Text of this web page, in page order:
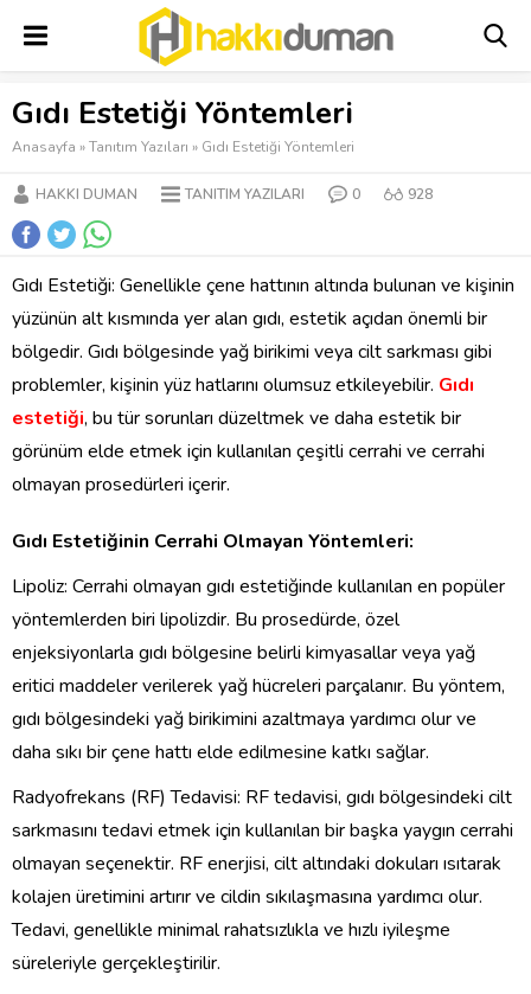
Gıdı Estetiği Yöntemleri
Anasayfa »Tanıtım Yazıları » Gıdı Estetiği Yöntemleri
HAKKI DUMAN TANITIM YAZILARI 0 928
Gıdı Estetiği: Genellikle çene hattının altında bulunan ve kişinin
yüzünün alt kısmında yer alan gıdı, estetik açıdan önemli bir
bölgedir. Gıdı bölgesinde yağ birikimi veya cilt sarkması gibi
problemler, kişinin yüz hatlarını olumsuz etkileyebilir. Gıdı
estetiği, bu tür sorunları düzeltmek ve daha estetik bir
görünüm elde etmek için kullanılan çeşitli cerrahi ve cerrahi
olmayan prosedürleri içerir.
Gıdı Estetiğinin Cerrahi Olmayan Yöntemleri:
Lipoliz: Cerrahi olmayan gıdı estetiğinde kullanılan en popüler
yöntemlerden biri lipolizdir. Bu prosedürde, özel
enjeksiyonlarla gıdı bölgesine belirli kimyasallar veya yağ
eritici maddeler verilerek yağ hücreleri parçalanır. Bu yöntem,
gıdı bölgesindeki yağ birikimini azaltmaya yardımcı olur ve
daha sıkı bir çene hattı elde edilmesine katkı sağlar.
Radyofrekans (RF) Tedavisi: RF tedavisi, gıdı bölgesindeki cilt
sarkmasını tedavi etmek için kullanılan bir başka yaygın cerrahi
olmayan seçenektir. RF enerjisi, cilt altındaki dokuları ısıtarak
kolajen üretimini artırır ve cildin sıkılaşmasına yardımcı olur.
Tedavi, genellikle minimal rahatsızlıkla ve hızlı iyileşme
süreleriyle gerçekleştirilir.